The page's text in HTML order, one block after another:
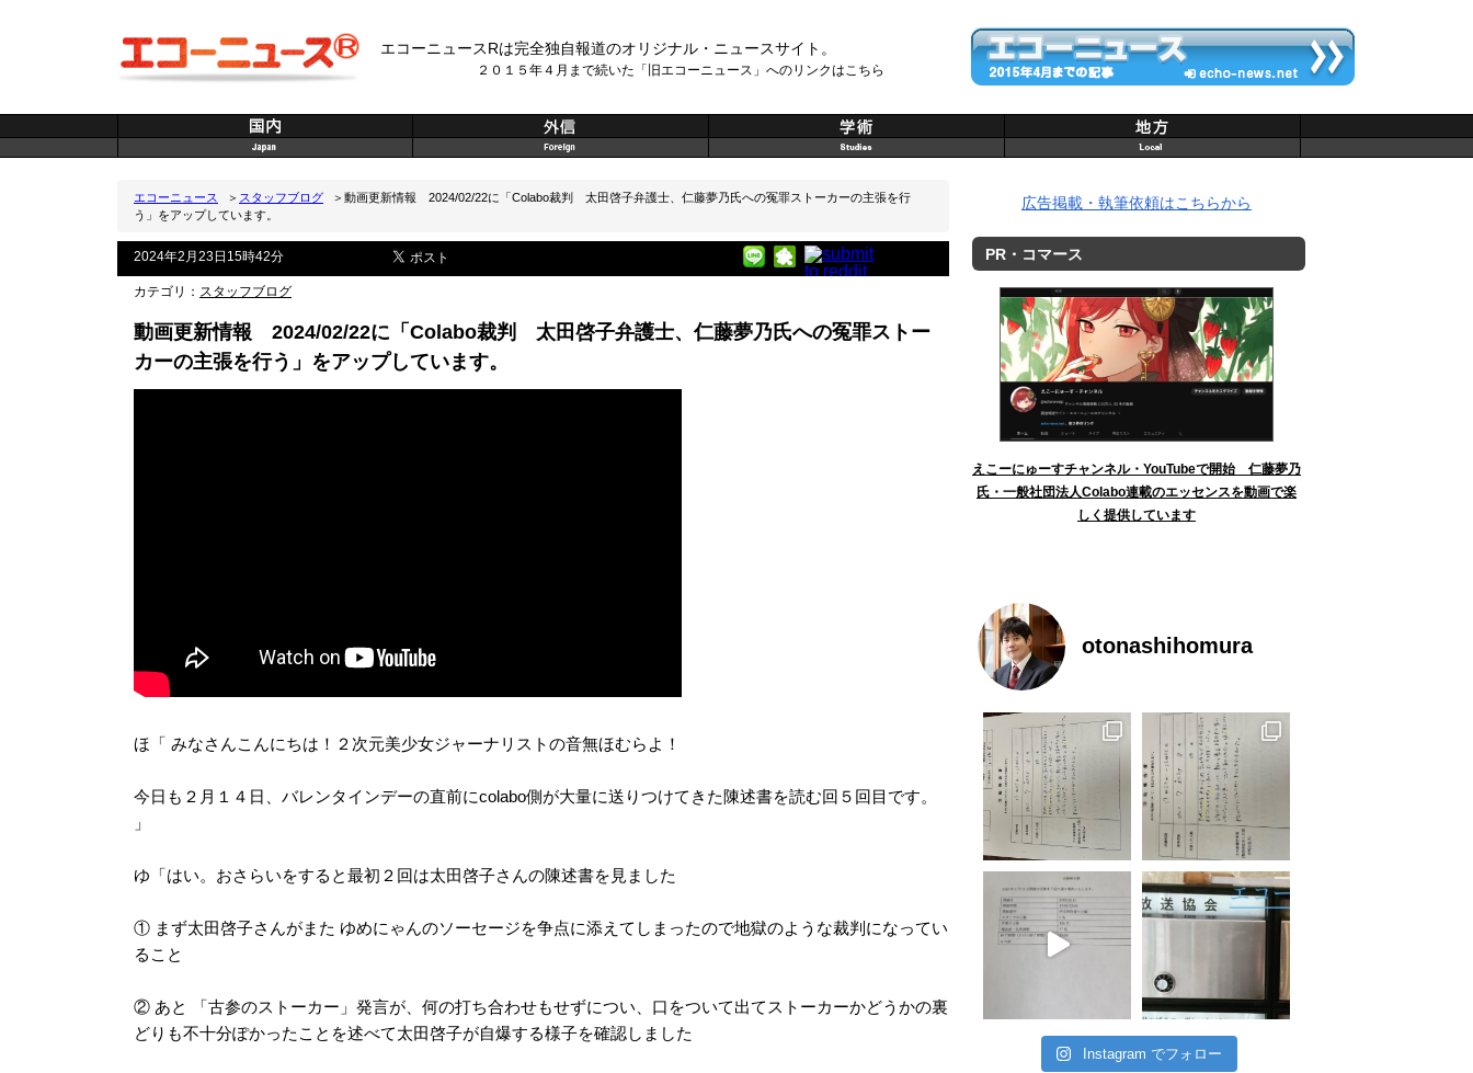
エコーニュースRは完全独自報道のオリジナル・ニュースサイト。
２０１５年４月まで続いた「旧エコーニュース」へのリンクはこちら
エコーニュース ＞ スタッフブログ
＞動画更新情報 2024/02/22に「Colabo裁判 太田啓子弁護士、仁藤夢乃氏への冤罪ストーカーの主張を行
う」をアップしています。
2024年2月23日15時42分
カテゴリ： スタッフブログ
動画更新情報 2024/02/22に「Colabo裁判 太田啓子弁護士、仁藤夢乃氏への冤罪ストー
カーの主張を行う」をアップしています。
ほ「 みなさんこんにちは！２次元美少女ジャーナリストの音無ほむらよ！
今日も２月１４日、バレンタインデーの直前にcolabo側が大量に送りつけてきた陳述書を読む回５回目です。
」
ゆ「はい。おさらいをすると最初２回は太田啓子さんの陳述書を見ました
① まず太田啓子さんがまた ゆめにゃんのソーセージを争点に添えてしまったので地獄のような裁判になってい
ること
② あと 「古参のストーカー」発言が、何の打ち合わせもせずについ、口をついて出てストーカーかどうかの裏
どりも不十分ぽかったことを述べて太田啓子が自爆する様子を確認しました
広告掲載・執筆依頼はこちらから
PR・コマース
えこーにゅーすチャンネル・YouTubeで開始 仁藤夢乃
氏・一般社団法人Colabo連載のエッセンスを動画で楽
しく提供しています
otonashihomura
Instagram でフォロー